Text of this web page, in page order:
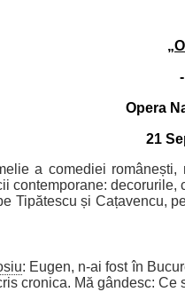
O
Opera
21
a comediei
contemporane:
Tipătescu și Cațavencu,
: Eugen, n-ai fost în
cronica. Mă gândesc: